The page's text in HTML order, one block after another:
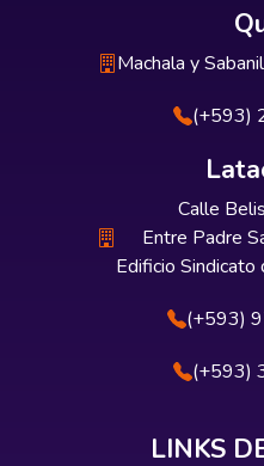
Machala y
(+593)
Calle
Entre Padre
Edificio
(+593)
(+593)
LINKS